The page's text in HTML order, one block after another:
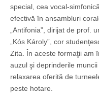
special, cea vocal-
efectivă în ansambluri
„Antifonia”, dirijat de prof.
„Kós Károly”, cor
Zita. În aceste formaţii am
auzul şi deprinderile
relaxarea oferită de
peste hotare.